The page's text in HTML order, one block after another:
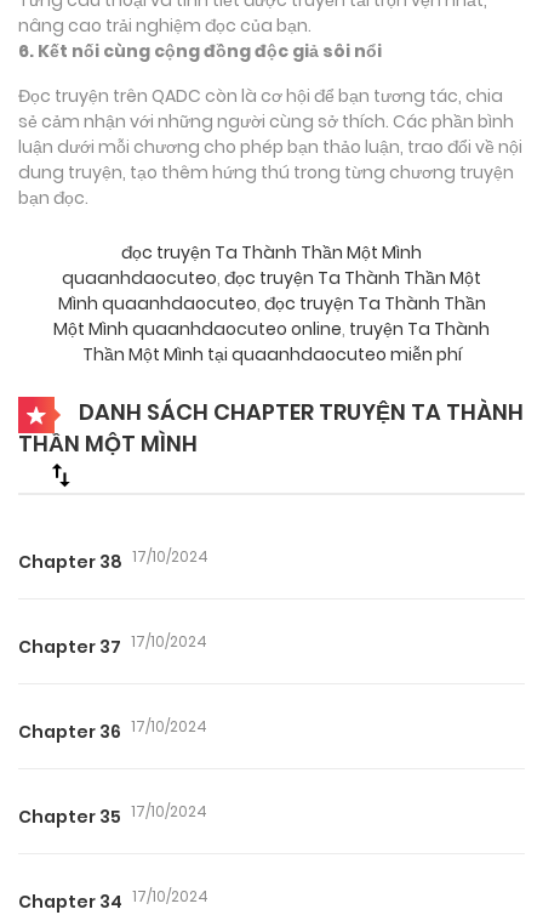
nâng cao trải nghiệm đọc của bạn.
6. Kết nối cùng cộng đồng độc giả sôi nổi
Đọc truyện trên QADC còn là cơ hội để bạn tương tác, chia
sẻ cảm nhận với những người cùng sở thích. Các phần bình
luận dưới mỗi chương cho phép bạn thảo luận, trao đổi về nội
dung truyện, tạo thêm hứng thú trong từng chương truyện
bạn đọc.
đọc truyện Ta Thành Thần Một Mình
quaanhdaocuteo, đọc truyện Ta Thành Thần Một
Mình quaanhdaocuteo, đọc truyện Ta Thành Thần
Một Mình quaanhdaocuteo online, truyện Ta Thành
Thần Một Mình tại quaanhdaocuteo miễn phí
DANH SÁCH CHAPTER TRUYỆN TA THÀNH
THẦN MỘT MÌNH
Chapter 38 17/10/2024
Chapter 37 17/10/2024
Chapter 36 17/10/2024
Chapter 35 17/10/2024
Chapter 34 17/10/2024